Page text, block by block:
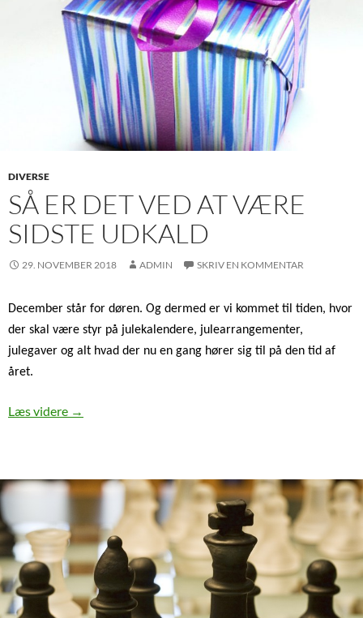
DIVERSE
SÅ ER DET VED AT VÆRE
SIDSTE UDKALD
29. NOVEMBER 2018 ADMIN SKRIV EN KOMMENTAR
December står for døren. Og dermed er vi kommet til tiden, hvor
der skal være styr på julekalendere, julearrangementer,
julegaver og alt hvad der nu en gang hører sig til på den tid af
året.
Læs videre Så er det ved at være sidste udkald
→